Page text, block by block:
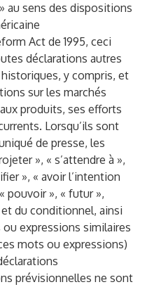
au sens des dispositions
Act de 1995, ceci
déclarations autres
y compris, et
sur les marchés
produits, ses efforts
Lorsqu’ils sont
de presse, les
», « s’attendre à »,
», « avoir l’intention
pouvoir », « futur »,
du conditionnel, ainsi
expressions similaires
mots ou expressions)
prévisionnelles ne sont